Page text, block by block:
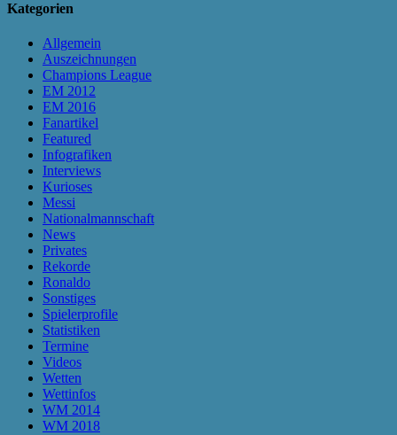
Kategorien
Allgemein
Auszeichnungen
Champions League
EM 2012
EM 2016
Fanartikel
Featured
Infografiken
Interviews
Kurioses
Messi
Nationalmannschaft
News
Privates
Rekorde
Ronaldo
Sonstiges
Spielerprofile
Statistiken
Termine
Videos
Wetten
Wettinfos
WM 2014
WM 2018